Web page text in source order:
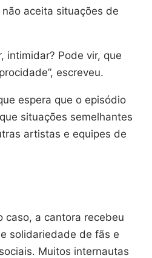
aceita situações de
intimidar? Pode vir, que
escreveu.
espera que o episódio
situações semelhantes
artistas e equipes de
caso, a cantora recebeu
solidariedade de fãs e
Muitos internautas